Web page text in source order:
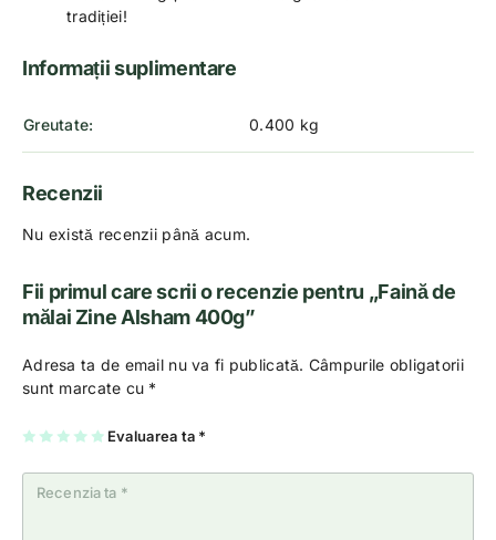
tradiției!
Informații suplimentare
Greutate 0.400 kg
Recenzii
Nu există recenzii până acum.
Fii primul care scrii o recenzie pentru „Faină de
mălai Zine Alsham 400g”
Adresa ta de email nu va fi publicată. Câmpurile obligatorii
sunt marcate cu *
Evaluarea ta *
U
n
2
5
st
el
3
5
st
el
4
5
st
el
5
5
st
el